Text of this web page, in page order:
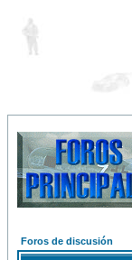
Foros de discusión